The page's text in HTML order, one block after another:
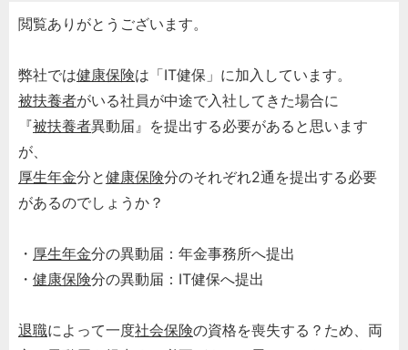
閲覧ありがとうございます。
弊社では健康保険は「IT健保」に加入しています。
被扶養者がいる社員が中途で入社してきた場合に
『被扶養者異動届』を提出する必要があると思います
が、
厚生年金分と健康保険分のそれぞれ2通を提出する必要
があるのでしょうか？
・ 厚生年金分の異動届：年金事務所へ提出
・ 健康保険分の異動届：IT健保へ提出
退職によって一度社会保険の資格を喪失する？ため、両